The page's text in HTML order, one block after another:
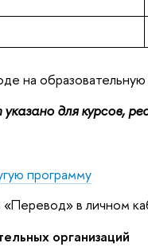
на
для курсов,
программу
«Перевод» в личном
организаций